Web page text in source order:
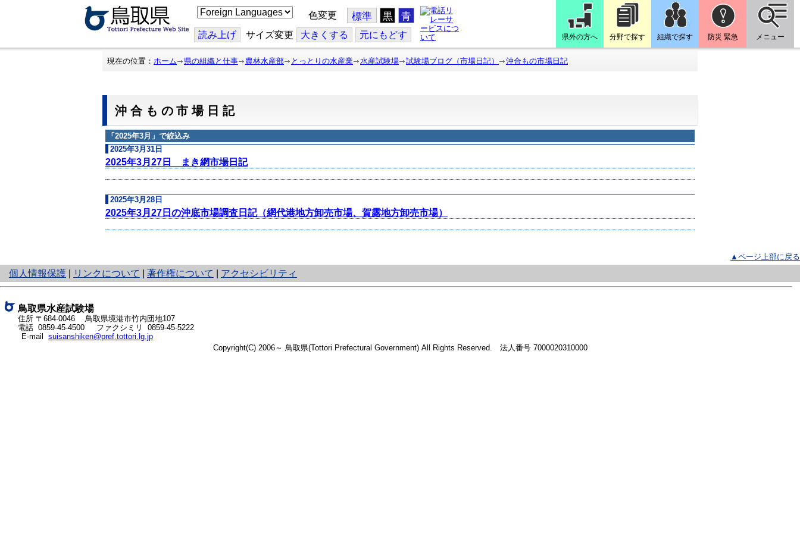
こ
の
ジ
を
翻
色変更 標準 黒 青
読み上げ サイズ変更 大きくする 元にもどす 県外の方へ 分野で探す 組織で探す 防災 緊急 メニュー
現在の位置： ホーム 県の組織と仕事 農林水産部 とっとりの水産業 水産試験場 試験場ブログ（市場日記） 沖合もの市場日記
沖合もの市場日記
「 2025年3月 」で絞込み
2025年3月31日
2025年3月27日 まき網市場日記
2025年3月28日
2025年3月27日の沖底市場調査日記（網代港地方卸売市場、賀露地方卸売市場）
▲ページ上部に戻る
個人情報保護
と
り
ッ
ト
へ
の
リンクについて 著作権について アクセシビリティ
鳥取県水産試験場
住所 〒684-0046
鳥取県境港市竹内団地107
電話 0859-45-4500
ファクシミリ 0859-45-5222
E-mail suisanshiken@pref.tottori.lg.jp
Copyright(C) 2006～ 鳥取県(Tottori Prefectural Government) All Rights Reserved. 法人番号 7000020310000